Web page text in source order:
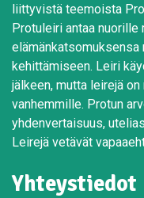
liittyvistä teemoista
Protuleiri antaa nuorille
elämänkatsomuksensa
kehittämiseen. Leiri
jälkeen, mutta leirejä
vanhemmille. Protun
yhdenvertaisuus,
Leirejä vetävät
Yhteystiedot